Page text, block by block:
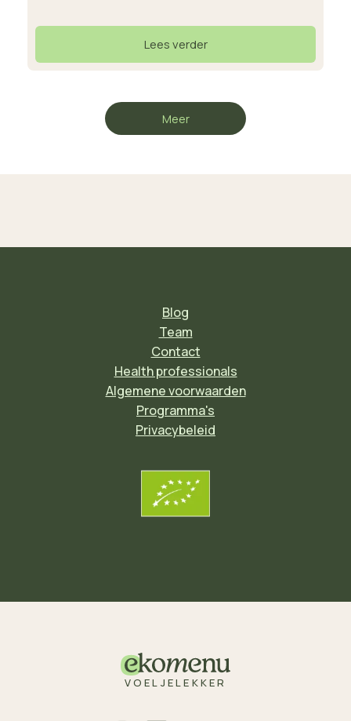
Lees verder
Meer
Blog
Team
Contact
Health professionals
Algemene voorwaarden
Programma's
Privacybeleid
VOELJELEKKER